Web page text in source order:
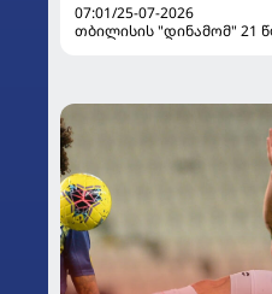
07:01/25-07-2026
თბილისის "დინამომ" 21